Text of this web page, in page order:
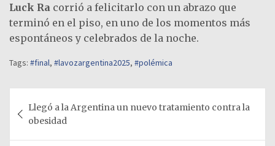
Luck Ra corrió a felicitarlo con un abrazo que
terminó en el piso, en uno de los momentos más
espontáneos y celebrados de la noche.
Tags: #final, #lavozargentina2025, #polémica
de
entradas
Llegó a la Argentina un nuevo tratamiento contra la
obesidad